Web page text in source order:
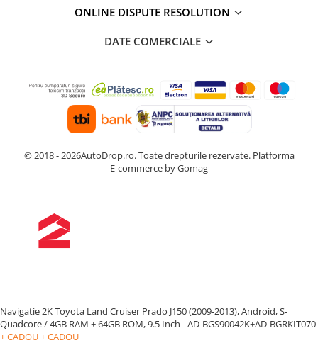
ONLINE DISPUTE RESOLUTION
DATE COMERCIALE
© 2018 - 2026AutoDrop.ro. Toate drepturile rezervate. Platforma
E-commerce by Gomag
Navigatie 2K Toyota Land Cruiser Prado J150 (2009-2013), Android, S-
Quadcore / 4GB RAM + 64GB ROM, 9.5 Inch - AD-BGS90042K+AD-BGRKIT070
+ CADOU+ CADOU